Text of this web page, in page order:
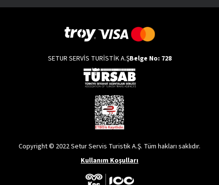
SETUR SERVİS TURİSTİK A.ŞBelge No: 728
Copyright © 2022 Setur Servis Turistik A.Ş. Tüm hakları saklıdır.
Kullanım Koşulları